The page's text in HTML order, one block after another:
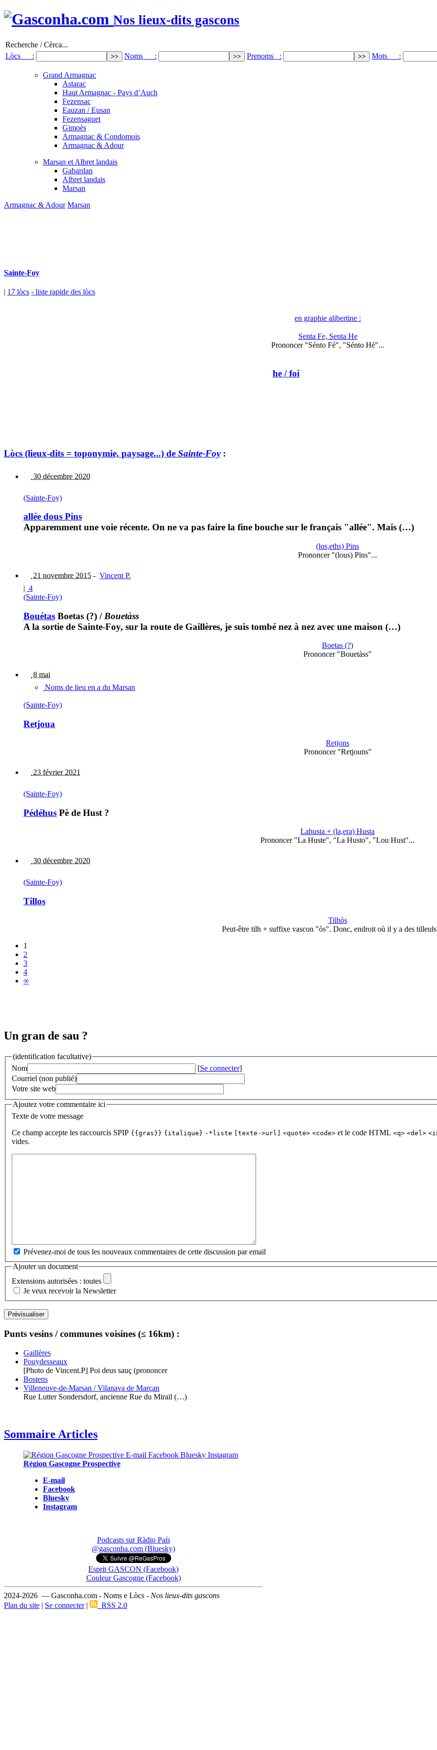
Nos lieux-dits gascons
Recherche / Cèrca...
Lòcs :
Noms : Prenoms : Mots :
Grand Armagnac
Astarac
Haut Armagnac - Pays d’Auch
Fezensac
Eauzan / Eusan
Fezensaguet
Gimoès
Armagnac & Condomois
Armagnac & Adour
Marsan et Albret landais
Gabardan
Albret landais
Marsan
Armagnac & Adour Marsan
Sainte-Foy
| 17 lòcs - liste rapide des lòcs
en graphie alibertine :
Senta Fe, Senta He
Prononcer "Sénto Fé", "Sénto Hé"...
he / foi
Lòcs (lieux-dits = toponymie, paysage...) de Sainte-Foy:
30 décembre 2020
(Sainte-Foy)
allée dous Pins
Apparemment une voie récente. On ne va pas faire la fine bouche sur le français "allée". Mais (…)
(los,eths) Pins
Prononcer "(lous) Pïns"...
21 novembre 2015 - Vincent P.
| 4
(Sainte-Foy)
Bouétas Boetas (?) / Bouetàss
A la sortie de Sainte-Foy, sur la route de Gaillères, je suis tombé nez à nez avec une maison (…)
Boetas (?)
Prononcer "Bouetàss"
8 mai
Noms de lieu en a du Marsan
(Sainte-Foy)
Retjoua
Retjons
Prononcer "Retjouns"
23 février 2021
(Sainte-Foy)
Pédéhus Pè de Hust ?
Lahusta + (la,era) Husta
Prononcer "La Huste", "La Husto", "Lou Hust"...
30 décembre 2020
(Sainte-Foy)
Tillos
Tilhòs
Peut-être tilh + suffixe vascon "òs". Donc, endroit où il y a des
1
2
3
4
∞
Un gran de sau ?
(identification facultative)
Nom
[Se connecter]
Courriel (non publié)
Votre site web
Ajoutez votre commentaire ici
Texte de votre message
Ce champ accepte les raccourcis SPIP {{gras}} {italique} -*liste [texte->url] <quote> <code> et le code HTML <q> <del>
vides.
Prévenez-moi de tous les nouveaux commentaires de cette discussion par email
Ajouter un document
Extensions autorisées : toutes
Je veux recevoir la Newsletter
Punts vesins / communes voisines (≤ 16km) :
Gaillères
Pouydesseaux
[Photo de Vincent.P] Poi deus sauç (prononcer
Bostens
Villeneuve-de-Marsan / Vilanava de Marçan
Rue Lutter Sondersdorf, ancienne Rue du Mirail (…)
Sommaire Articles
Région Gascogne Prospective
E-mail
Facebook
Bluesky
Instagram
Podcasts sur Ràdio País
@gasconha.com (Bluesky)
Esprit GASCON (Facebook)
Couleur Gascogne (Facebook)
2024-2026 — Gasconha.com - Noms e Lòcs - Nos lieux-dits gascons
Plan du site | Se connecter| RSS 2.0